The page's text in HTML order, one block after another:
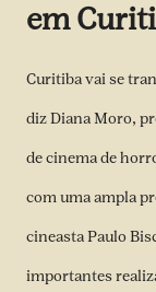
em
Curitiba vai se
diz Diana Moro,
de cinema de
com uma ampla
cineasta Paulo
importantes